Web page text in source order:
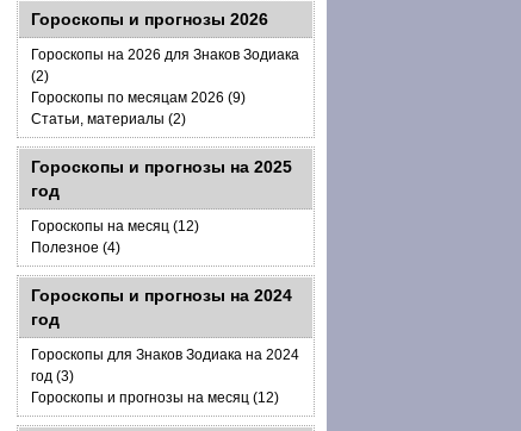
Гороскопы и прогнозы 2026
Гороскопы на 2026 для Знаков Зодиака
(2)
Гороскопы по месяцам 2026 (9)
Статьи, материалы (2)
Гороскопы и прогнозы на 2025
год
Гороскопы на месяц (12)
Полезное (4)
Гороскопы и прогнозы на 2024
год
Гороскопы для Знаков Зодиака на 2024
год (3)
Гороскопы и прогнозы на месяц (12)